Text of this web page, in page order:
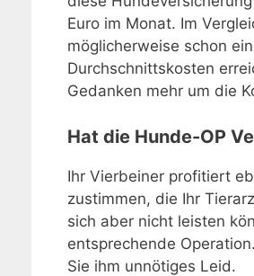
Euro im Monat. Im
möglicherweise schon
Durchschnittskosten
Gedanken mehr um die
Hat die Hunde-OP
Ihr Vierbeiner profitiert
zustimmen, die Ihr
sich aber nicht leisten
entsprechende
Sie ihm unnötiges Leid.